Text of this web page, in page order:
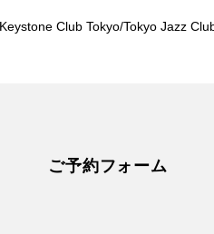
Keystone Club Tokyo/Tokyo Jazz
ご予約フォーム